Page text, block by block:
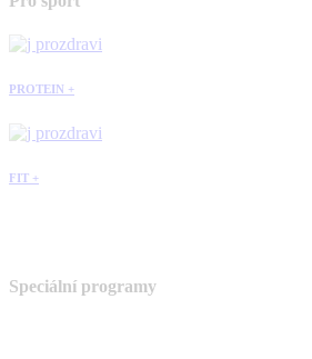
PROTEIN +
FIT +
Speciální programy